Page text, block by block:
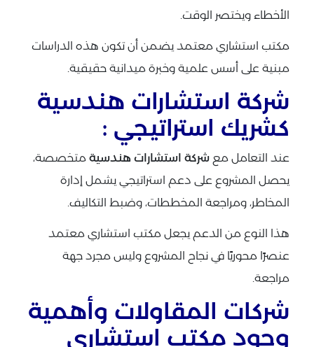
الأخطاء ويختصر الوقت.
مكتب استشاري معتمد يضمن أن تكون هذه الدراسات
مبنية على أسس علمية وخبرة ميدانية حقيقية.
شركة استشارات هندسية
كشريك استراتيجي :
عند التعامل مع شركة استشارات هندسية متخصصة،
يحصل المشروع على دعم استراتيجي يشمل إدارة
المخاطر، ومراجعة المخططات، وضبط التكاليف.
هذا النوع من الدعم يجعل مكتب استشاري معتمد
عنصرًا محوريًا في نجاح المشروع وليس مجرد جهة
مراجعة.
شركات المقاولات وأهمية
وجود مكتب استشاري